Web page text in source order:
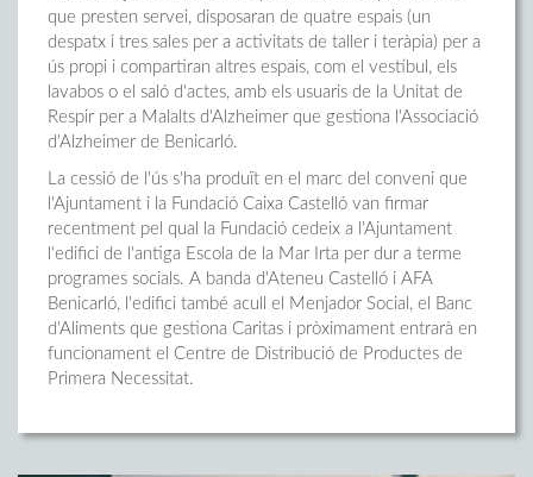
que presten servei, disposaran de quatre espais (un
despatx i tres sales per a activitats de taller i teràpia) per a
ús propi i compartiran altres espais, com el vestíbul, els
lavabos o el saló d'actes, amb els usuaris de la Unitat de
Respir per a Malalts d'Alzheimer que gestiona l'Associació
d'Alzheimer de Benicarló.
La cessió de l'ús s'ha produït en el marc del conveni que
l'Ajuntament i la Fundació Caixa Castelló van firmar
recentment pel qual la Fundació cedeix a l'Ajuntament
l'edifici de l'antiga Escola de la Mar Irta per dur a terme
programes socials. A banda d'Ateneu Castelló i AFA
Benicarló, l'edifici també acull el Menjador Social, el Banc
d'Aliments que gestiona Caritas i pròximament entrarà en
funcionament el Centre de Distribució de Productes de
Primera Necessitat.